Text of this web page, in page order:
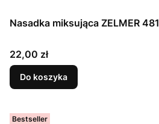
Nasadka miksująca ZELMER 481
Cena
22,00 zł
Do koszyka
Bestseller